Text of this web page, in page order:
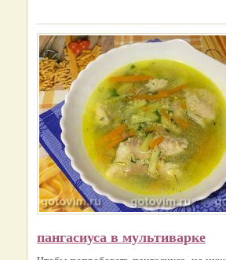
пангасиуса в мультиварке